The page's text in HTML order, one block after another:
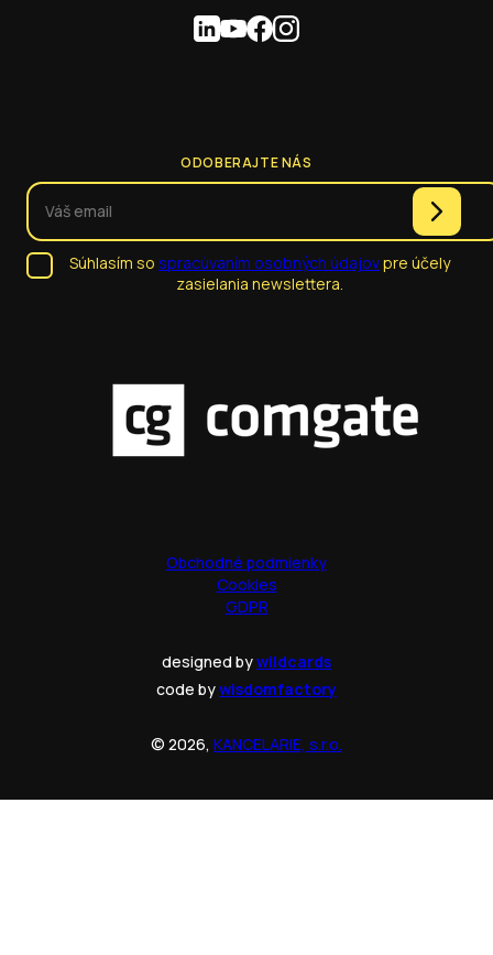
ODOBERAJTE NÁS
Súhlasím so spracúvaním osobných údajovpre účely
zasielania newslettera.
Obchodné podmienky
Cookies
GDPR
designed bywildcards
code bywisdomfactory
© 2026, KANCELARIE, s.r.o.